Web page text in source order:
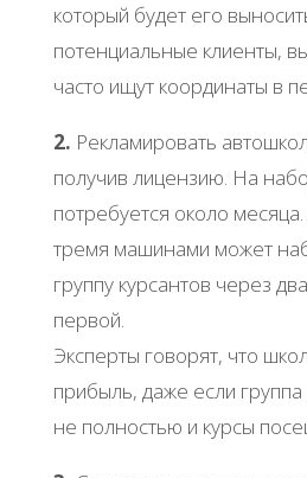
который будет его
потенциальные клиенты,
часто ищут координаты в
2. Рекламировать
получив лицензию. На
потребуется около
тремя машинами может
группу курсантов через
первой.
Эксперты говорят, что
прибыль, даже если
не полностью и курсы